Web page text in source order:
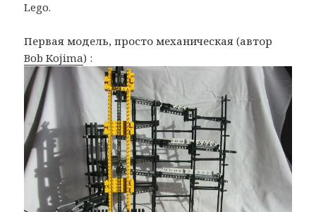
Lego.
Первая модель, просто механическая (автор
Bob Kojima) :